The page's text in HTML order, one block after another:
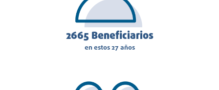
3040Beneficiarios
en estos 27 años